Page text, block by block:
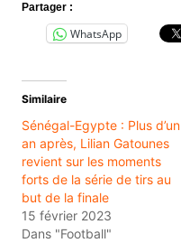
Partager :
WhatsApp
Similaire
Sénégal-Egypte : Plus d’un
an après, Lilian Gatounes
revient sur les moments
forts de la série de tirs au
but de la finale
15 février 2023
Dans "Football"